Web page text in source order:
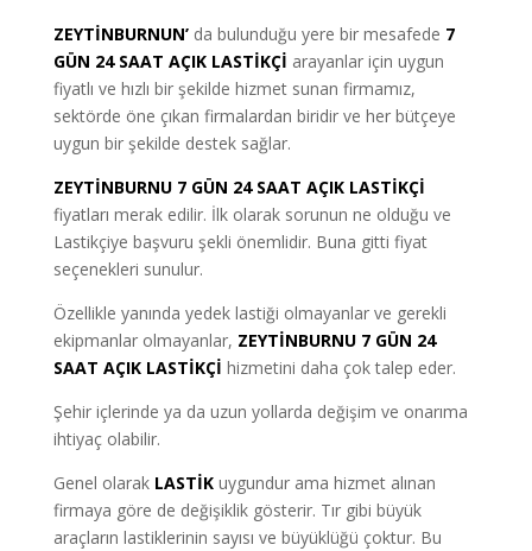
ZEYTİNBURNUN’ da bulunduğu yere bir mesafede 7
GÜN 24 SAAT AÇIK LASTİKÇİ arayanlar için uygun
fiyatlı ve hızlı bir şekilde hizmet sunan firmamız,
sektörde öne çıkan firmalardan biridir ve her bütçeye
uygun bir şekilde destek sağlar.
ZEYTİNBURNU 7 GÜN 24 SAAT AÇIK LASTİKÇİ
fiyatları merak edilir. İlk olarak sorunun ne olduğu ve
Lastikçiye başvuru şekli önemlidir. Buna gitti fiyat
seçenekleri sunulur.
Özellikle yanında yedek lastiği olmayanlar ve gerekli
ekipmanlar olmayanlar, ZEYTİNBURNU 7 GÜN 24
SAAT AÇIK LASTİKÇİ hizmetini daha çok talep eder.
Şehir içlerinde ya da uzun yollarda değişim ve onarıma
ihtiyaç olabilir.
Genel olarak LASTİK uygundur ama hizmet alınan
firmaya göre de değişiklik gösterir. Tır gibi büyük
araçların lastiklerinin sayısı ve büyüklüğü çoktur. Bu